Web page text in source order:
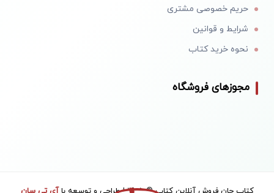
حریم خصوصی مشتری
شرایط و قوانین
نحوه خرید کتاب
مجوزهای فروشگاه